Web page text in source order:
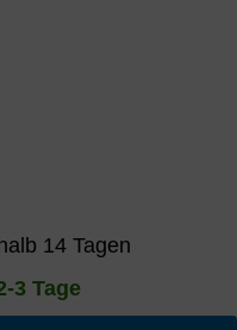
14 Tagen
3 Tage